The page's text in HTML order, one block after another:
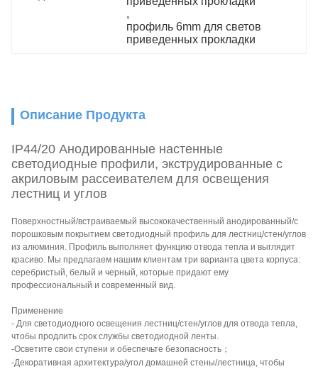
,
профиль 6mm для светов
приведенных прокладки
Описание Продукта
IP44/20 Анодированные настенные
светодиодные профили, экструдированные с
акриловым рассеивателем для освещения
лестниц и углов
Поверхностный/встраиваемый высококачественный анодированный/с
порошковым покрытием светодиодный профиль для лестниц/стен/углов
из алюминия. Профиль выполняет функцию отвода тепла и выглядит
красиво. Мы предлагаем нашим клиентам три варианта цвета корпуса:
серебристый, белый и черный, которые придают ему
профессиональный и современный вид.
Применение
- Для светодиодного освещения лестниц/стен/углов для отвода тепла,
чтобы продлить срок службы светодиодной ленты.
-Осветите свои ступени и обеспечьте безопасность；
-Декоративная архитектура/угол домашней стены/лестница, чтобы